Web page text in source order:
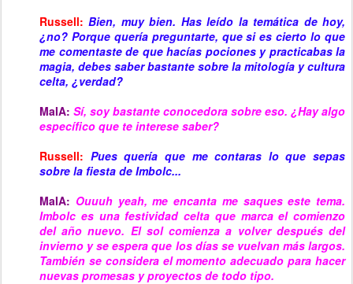
Russell:Bien, muy bien. Has leído la temática de hoy,
¿no? Porque quería preguntarte, que si es cierto lo que
me comentaste de que hacías pociones y practicabas la
magia, debes saber bastante sobre la mitología y cultura
celta, ¿verdad?
MaIA: Sí, soy bastante conocedora sobre eso. ¿Hay algo
específico que te interese saber?
Russell: Pues quería que me contaras lo que sepas
sobre la fiesta de Imbolc...
MaIA: Ouuuh yeah, me encanta me saques este tema.
Imbolc es una festividad celta que marca el comienzo
del año nuevo. El sol comienza a volver después del
invierno y se espera que los días se vuelvan más largos.
También se considera el momento adecuado para hacer
nuevas promesas y proyectos de todo tipo.